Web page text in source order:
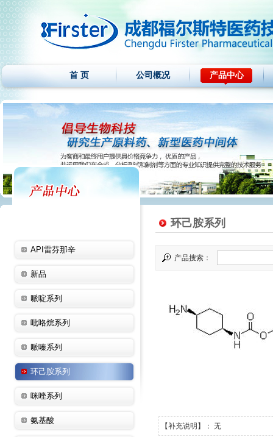
首 页 公司概况 产品中心
API雷芬那辛
新品
哌啶系列
吡咯烷系列
哌嗪系列
环己胺系列
咪唑系列
氨基酸
环己胺系列
产品搜索：
【补充说明】： 无